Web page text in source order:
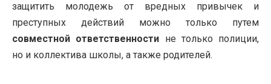
защитить молодежь от вредных привычек и
преступных действий можно только путем
совместной ответственности не только полиции,
но и коллектива школы, а также родителей.